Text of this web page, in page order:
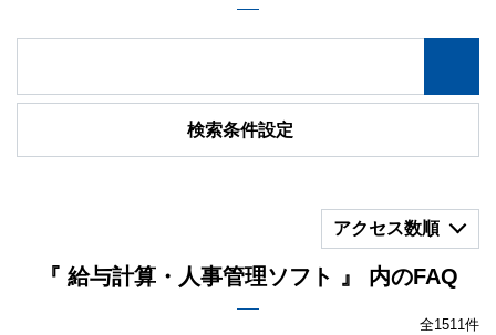
検索条件設定
アクセス数順
『 給与計算・人事管理ソフト 』 内のFAQ
全1511件